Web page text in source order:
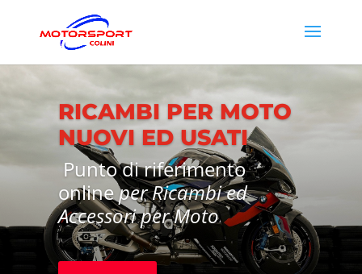
RICAMBI PER MOTO
NUOVI ED USATI
Punto di riferimento
onlineperRicambi ed
Accessori per Moto